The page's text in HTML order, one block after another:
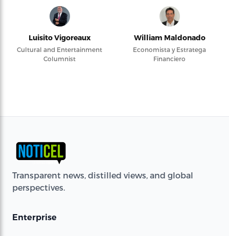
Luisito Vigoreaux
Cultural and Entertainment
Columnist
William Maldonado
Economista y Estratega
Financiero
Transparent news, distilled views, and global
perspectives.
Enterprise